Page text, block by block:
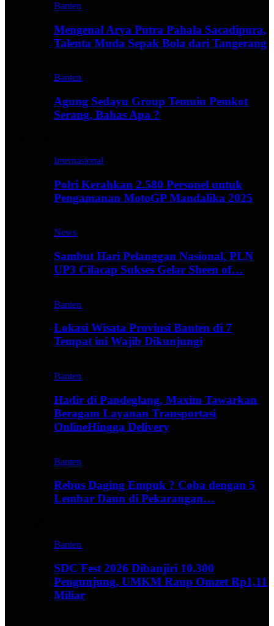
Banten
Mengenal Arya Putra Pahala Sacadipura,
Talenta Muda Sepak Bola dari Tangerang
Banten
Agung Sedayu Group Temuin Pemkot
Serang, Bahas Apa ?
Internasional
Polri Kerahkan 2.580 Personel untuk
Pengamanan MotoGP Mandalika 2025
News
Sambut Hari Pelanggan Nasional, PLN
UP3 Cilacap Sukses Gelar Sheen of…
Banten
Lokasi Wisata Provinsi Banten di 7
Tempat ini Wajib Dikunjungi
Banten
Hadir di Pandeglang, Maxim Tawarkan
Beragam Layanan Transportasi
OnlineHingga Delivery
Banten
Rebus Daging Empuk ? Coba dengan 5
Lembar Daun di Pekarangan…
Banten
SDC Fest 2026 Dibanjiri 10.300
Pengunjung, UMKM Raup Omzet Rp1,11
Miliar